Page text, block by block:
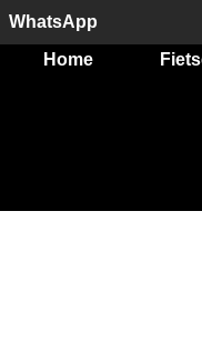
WhatsApp
Home